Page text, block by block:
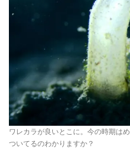
ワレカラが良いとこに。今の時期は
ついてるのわかりますか？